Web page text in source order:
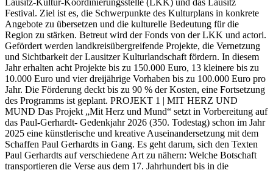
Lausitz-Kultur-Koordinierungsstelle (LKK) und das Lausitz
Festival. Ziel ist es, die Schwerpunkte des Kulturplans in konkrete
Angebote zu übersetzen und die kulturelle Bedeutung für die
Region zu stärken. Betreut wird der Fonds von der LKK und actori.
Gefördert werden landkreisübergreifende Projekte, die Vernetzung
und Sichtbarkeit der Lausitzer Kulturlandschaft fördern. In diesem
Jahr erhalten acht Projekte bis zu 150.000 Euro, 13 kleinere bis zu
10.000 Euro und vier dreijährige Vorhaben bis zu 100.000 Euro pro
Jahr. Die Förderung deckt bis zu 90 % der Kosten, eine Fortsetzung
des Programms ist geplant. PROJEKT 1 | MIT HERZ UND
MUND Das Projekt „Mit Herz und Mund“ setzt in Vorbereitung auf
das Paul-Gerhardt- Gedenkjahr 2026 (350. Todestag) schon im Jahr
2025 eine künstlerische und kreative Auseinandersetzung mit dem
Schaffen Paul Gerhardts in Gang. Es geht darum, sich den Texten
Paul Gerhardts auf verschiedene Art zu nähern: Welche Botschaft
transportieren die Verse aus dem 17. Jahrhundert bis in die